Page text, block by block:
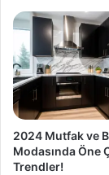
2024 Mutfak ve
Modasında Öne
Trendler!